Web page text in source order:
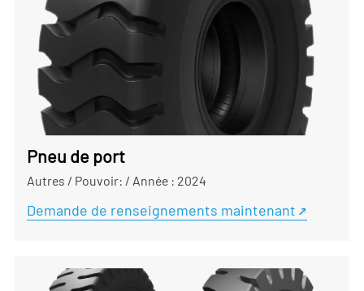
Pneu de port
Autres / Pouvoir: / Année : 2024
Demande de renseignements maintenant